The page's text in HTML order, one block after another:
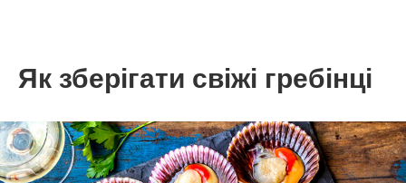
Як зберігати свіжі гребінці